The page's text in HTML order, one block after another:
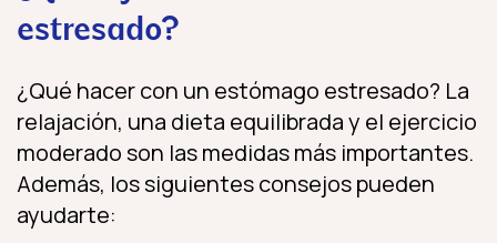
estresado?
¿Qué hacer con un estómago estresado? La
relajación, una dieta equilibrada y el ejercicio
moderado son las medidas más importantes.
Además, los siguientes consejos pueden
ayudarte: